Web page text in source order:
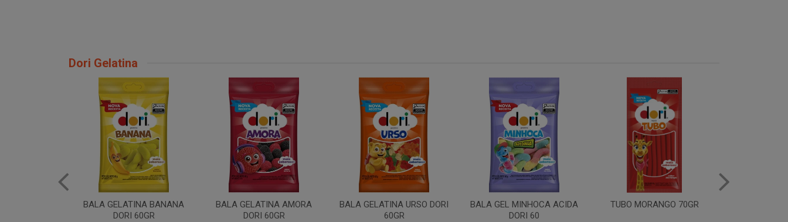
Dori Gelatina
BALA GELATINA AMORA
DORI 60GR
BALA GELATINA URSO DORI
BALA GEL MINHOCA ACIDA
TUBO MORANGO 70GR TUBO YOGURTE100 70GR